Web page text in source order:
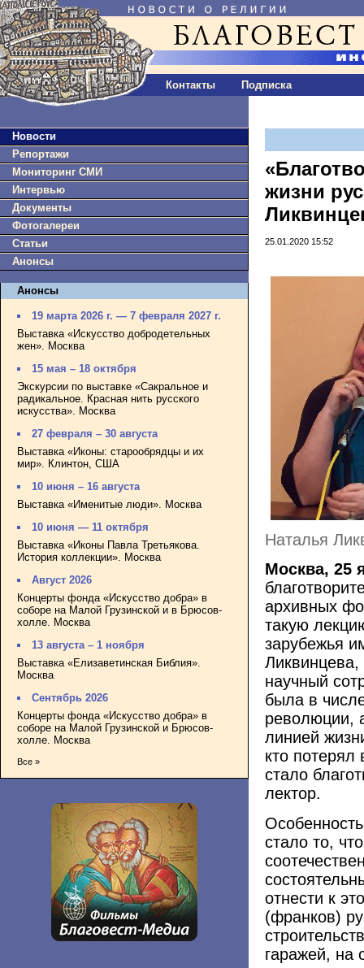
Контакты Подписка
Новости
Репортажи
Мониторинг СМИ
Интервью
Документы
Фотогалереи
Статьи
Анонсы
Анонсы
19 марта 2026 г. — 7 февраля 2027 г.
Выставка «Искусство добродетельных
жен». Москва
15 мая – 18 октября
Экскурсии по выставке «Сакральное и
радикальное. Красная нить русского
искусства». Москва
27 февраля – 30 августа
Выставка «Иконы: старообрядцы и их
мир». Клинтон, США
10 июня – 16 августа
Выставка «Именитые люди». Москва
10 июня — 11 октября
Выставка «Иконы Павла Третьякова.
История коллекции». Москва
Август 2026
Концерты фонда «Искусство добра» в
соборе на Малой Грузинской и в Брюсов-
холле. Москва
13 августа – 1 ноября
Выставка «Елизаветинская Библия».
Москва
Сентябрь 2026
Концерты фонда «Искусство добра» в
соборе на Малой Грузинской и Брюсов-
холле. Москва
Все »
жизни
25.01.2020 15:52
Наталья
Москва, 25
архивных
такую
зарубежья
научный
была в
революции,
линией
кто потерял
стало
лектор.
стало то,
отнести к
(франков)
гаражей, на